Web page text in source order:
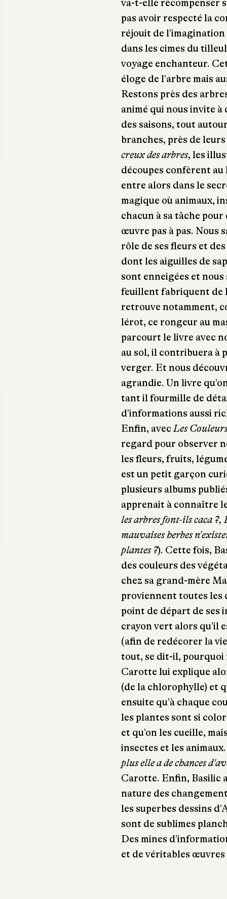
va-t-elle récompenser
pas avoir respecté la
réjouit de
dans les cimes du
voyage enchanteur.
éloge de l'arbre mais
Restons près des
animé qui nous invite
des saisons, tout
branches, près de
creux des arbres, les
découpes confèrent
entre alors dans le
magique où animaux,
chacun à sa tâche
œuvre pas à pas. Nous
rôle de ses fleurs et
dont les aiguilles de
sont enneigées et
feuillent fabriquent de
retrouve notamment,
lérot, ce rongeur au
parcourt le livre avec
au sol, il contribuera à
verger. Et nous
agrandie. Un livre
tant il fourmille de
d'informations aussi
Enfin, avecLes
regard pour observer
les fleurs, fruits,
est un petit garçon
plusieurs albums
apprenait à connaître
les arbres font-ils caca ?,
mauvaises herbes
plantes ?). Cette fois,
des couleurs des
chez sa grand-mère
proviennent toutes les
point de départ de ses
crayon vert alors qu'il
(afin de redécorer la
tout, se dit-il, pourquoi
Carotte lui explique
(de la chlorophylle) et
ensuite qu'à chaque
les plantes sont si
et qu'on les cueille,
insectes et les
plus elle a de chances
Carotte. Enfin, Basilic
nature des
les superbes dessins
sont de sublimes
Des mines
et de véritables